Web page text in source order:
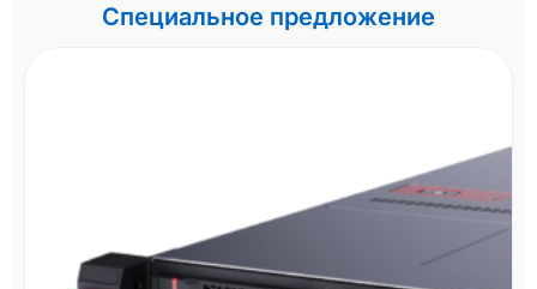
Специальное предложение